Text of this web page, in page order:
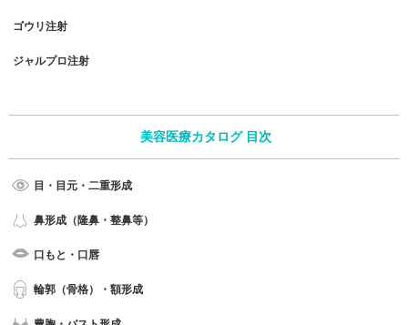
ゴウリ注射
ジャルプロ注射
美容医療カタログ 目次
目・目元・二重形成
鼻形成（隆鼻・整鼻等）
口もと・口唇
輪郭（骨格）・額形成